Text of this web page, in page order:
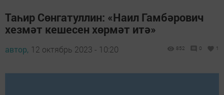
Таһир Сөнгатуллин: «Наил Гамбәрович
хезмәт кешесен хөрмәт итә»
автор, 12 октябрь 2023 - 10:20 852 0 1